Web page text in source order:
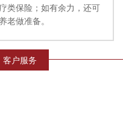
类保险；如有余力，还可
老做准备。
客户服务